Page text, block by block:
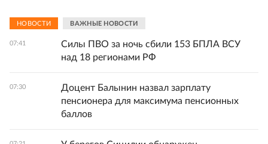
НОВОСТИ ВАЖНЫЕ НОВОСТИ
07:41
Силы ПВО за ночь сбили 153 БПЛА ВСУ
над 18 регионами РФ
07:30
Доцент Балынин назвал зарплату
пенсионера для максимума пенсионных
баллов